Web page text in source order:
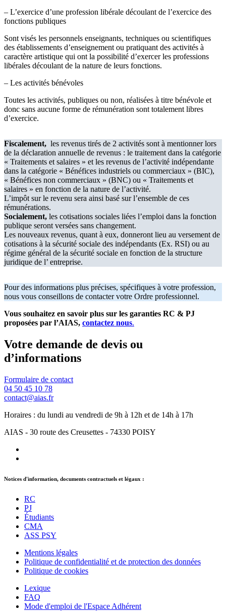
– L’exercice d’une profession libérale découlant de l’exercice des
fonctions publiques
Sont visés les personnels enseignants, techniques ou scientifiques
des établissements d’enseignement ou pratiquant des activités à
caractère artistique qui ont la possibilité d’exercer les professions
libérales découlant de la nature de leurs fonctions.
– Les activités bénévoles
Toutes les activités, publiques ou non, réalisées à titre bénévole et
donc sans aucune forme de rémunération sont totalement libres
d’exercice.
Fiscalement, les revenus tirés de 2 activités sont à mentionner lors
de la déclaration annuelle de revenus : le traitement dans la catégorie
« Traitements et salaires » et les revenus de l’activité indépendante
dans la catégorie « Bénéfices industriels ou commerciaux » (BIC),
« Bénéfices non commerciaux » (BNC) ou « Traitements et
salaires » en fonction de la nature de l’activité.
L’impôt sur le revenu sera ainsi basé sur l’ensemble de ces
rémunérations.
Socialement, les cotisations sociales liées l’emploi dans la fonction
publique seront versées sans changement.
Les nouveaux revenus, quant à eux, donneront lieu au versement de
cotisations à la sécurité sociale des indépendants (Ex. RSI) ou au
régime général de la sécurité sociale en fonction de la structure
juridique de l’ entreprise.
Pour des informations plus précises, spécifiques à votre profession,
nous vous conseillons de contacter votre Ordre professionnel.
Vous souhaitez en savoir plus sur les garanties RC & PJ
proposées par l’AIAS, contactez nous.
Votre demande de devis ou
d’informations
Formulaire de contact
04 50 45 10 78
contact@aias.fr
Horaires : du lundi au vendredi de 9h à 12h et de 14h à 17h
AIAS - 30 route des Creusettes - 74330 POISY
Notices d'information, documents contractuels et légaux :
RC
PJ
Étudiants
CMA
ASS PSY
Mentions légales
Politique de confidentialité et de protection des données
Politique de cookies
Lexique
FAQ
Mode d'emploi de l'Espace Adhérent